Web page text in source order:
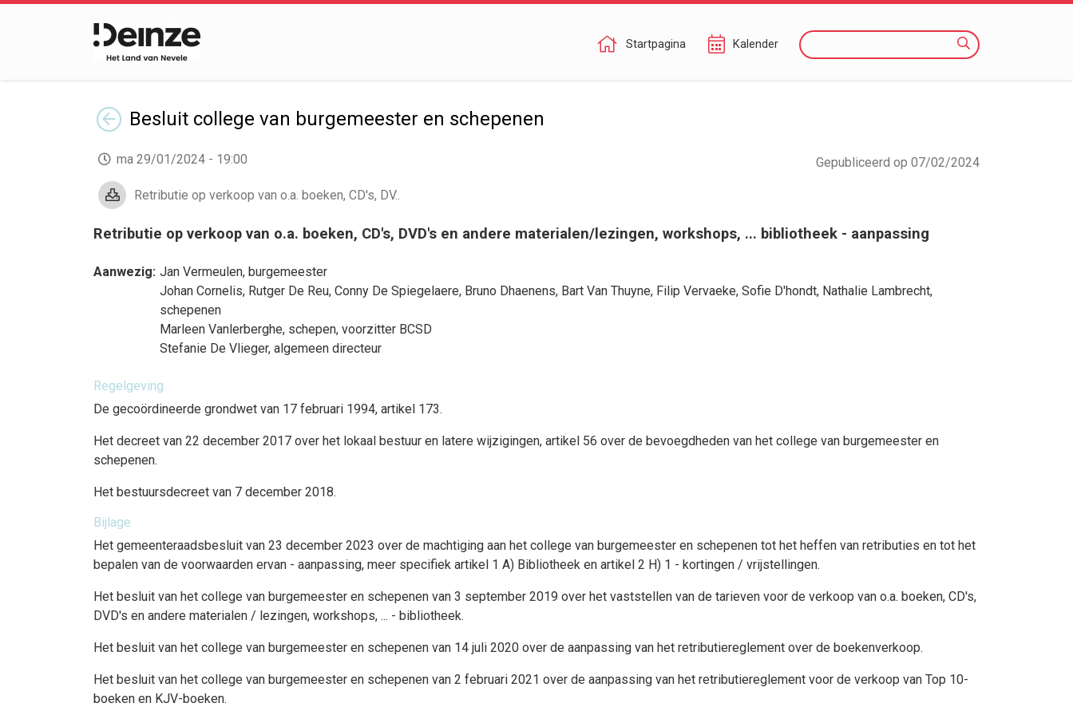
Startpagina Kalender Zoeken
TerugBesluit college van burgemeester en schepenen
Gepubliceerd op 07/02/2024
ma 29/01/2024 - 19:00
Retributie op verkoop van o.a. boeken, CD's, DV..
Retributie op verkoop van o.a. boeken, CD's, DVD's en andere materialen/lezingen, workshops, ... bibliotheek - aanpassing
Aanwezig: Jan Vermeulen, burgemeester
Johan Cornelis, Rutger De Reu, Conny De Spiegelaere, Bruno Dhaenens, Bart Van Thuyne, Filip Vervaeke, Sofie D'hondt, Nathalie Lambrecht,
schepenen
Marleen Vanlerberghe, schepen, voorzitter BCSD
Stefanie De Vlieger, algemeen directeur
Regelgeving
De gecoördineerde grondwet van 17 februari 1994, artikel 173.
Het decreet van 22 december 2017 over het lokaal bestuur en latere wijzigingen, artikel 56 over de bevoegdheden van het college van burgemeester en
schepenen.
Het bestuursdecreet van 7 december 2018.
Bijlage
Het gemeenteraadsbesluit van 23 december 2023 over de machtiging aan het college van burgemeester en schepenen tot het heffen van retributies en tot het
bepalen van de voorwaarden ervan - aanpassing, meer specifiek artikel 1 A) Bibliotheek en artikel 2 H) 1 - kortingen / vrijstellingen.
Het besluit van het college van burgemeester en schepenen van 3 september 2019 over het vaststellen van de tarieven voor de verkoop van o.a. boeken, CD's,
DVD's en andere materialen / lezingen, workshops, ... - bibliotheek.
Het besluit van het college van burgemeester en schepenen van 14 juli 2020 over de aanpassing van het retributiereglement over de boekenverkoop.
Het besluit van het college van burgemeester en schepenen van 2 februari 2021 over de aanpassing van het retributiereglement voor de verkoop van Top 10-
boeken en KJV-boeken.